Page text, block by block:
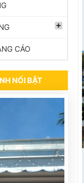
CÁO
NỔI BẬT